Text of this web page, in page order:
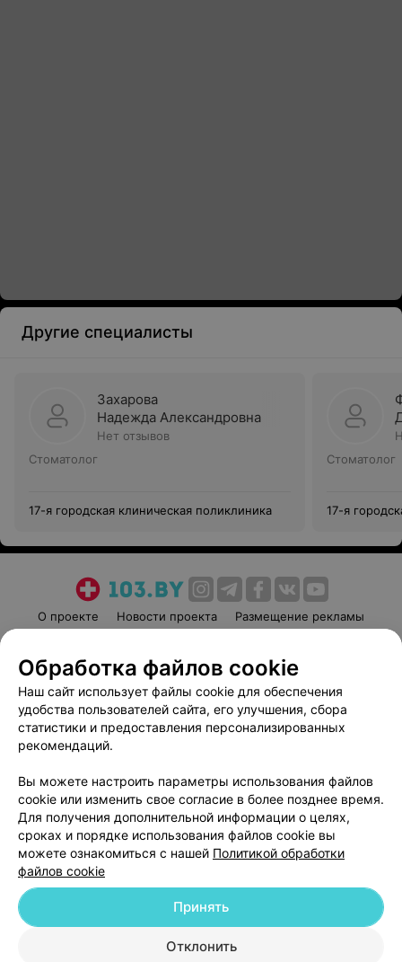
Другие специалисты
Захарова
Надежда Александровна
Нет отзывов
Стоматолог
17-я городская клиническая поликлиника
Стоматолог
17-я
О проекте Новости проекта
Размещение рекламы
Пользовательское соглашение
Способы оплаты
Вакансии
Партнеры
Написать руководителю 103.by
Обработка персональных данных
© 2026 ООО «Артокс Лаб», УНП 191700409
| 220012, Республика Беларусь,
Обработка файлов cookie
Наш сайт использует файлы cookie для обеспечения
удобства пользователей сайта, его улучшения, сбора
статистики и предоставления персонализированных
рекомендаций.
Вы можете настроить параметры использования файлов
cookie или изменить свое согласие в более позднее время.
Для получения дополнительной информации о целях,
сроках и порядке использования файлов cookie вы
можете ознакомиться с нашей Политикой обработки
файлов cookie
Отклонить
Принять